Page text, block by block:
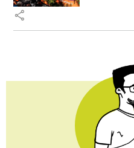
share